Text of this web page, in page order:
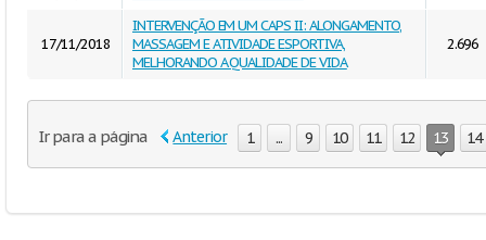
17/11/2018
INTERVENÇÃO EM UM CAPS II: ALONGAMENTO,
MASSAGEM E ATIVIDADE ESPORTIVA,
MELHORANDO A QUALIDADE DE VIDA
2.696
Ir para a página Anterior 1 ... 9 10 11 12 13 14